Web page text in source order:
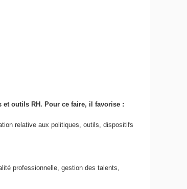
et outils RH. Pour ce faire, il favorise :
relative aux politiques, outils, dispositifs
professionnelle, gestion des talents,